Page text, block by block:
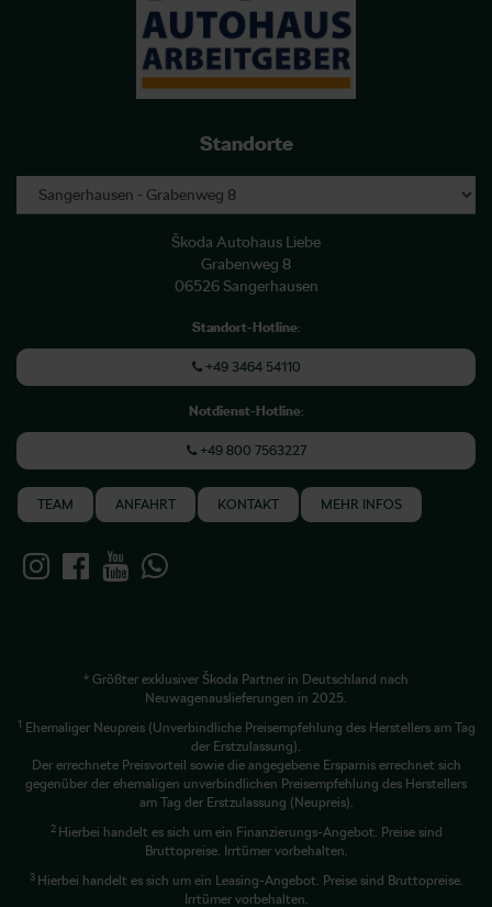
Standorte
Škoda Autohaus Liebe
Grabenweg 8
06526 Sangerhausen
Standort-Hotline:
+49 3464 54110
Notdienst-Hotline:
+49 800 7563227
TEAM ANFAHRT KONTAKT MEHR INFOS
* Größter exklusiver Škoda Partner in Deutschland nach
Neuwagenauslieferungen in 2025.
1 Ehemaliger Neupreis (Unverbindliche Preisempfehlung des Herstellers am Tag
der Erstzulassung).
Der errechnete Preisvorteil sowie die angegebene Ersparnis errechnet sich
gegenüber der ehemaligen unverbindlichen Preisempfehlung des Herstellers
am Tag der Erstzulassung (Neupreis).
2 Hierbei handelt es sich um ein Finanzierungs-Angebot. Preise sind
Bruttopreise. Irrtümer vorbehalten.
3 Hierbei handelt es sich um ein Leasing-Angebot. Preise sind Bruttopreise.
Irrtümer vorbehalten.